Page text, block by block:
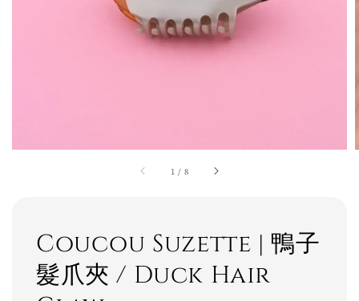
1 / 8
Coucou Suzette | 鴨子
髮爪夾 / Duck Hair